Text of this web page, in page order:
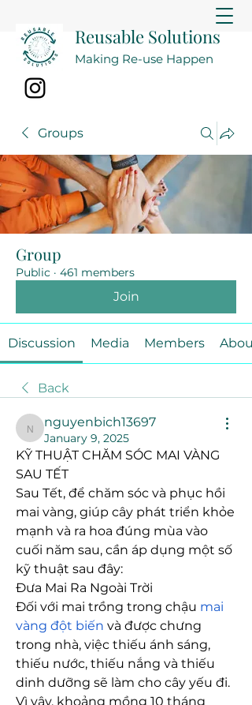
Reusable Solutions
Making Re-use Happen
Groups
Group
Public · 461 members
Join
Discussion Media Members About
Back
nguyenbich13697
nguyenbich13697
January 9, 2025
KỸ THUẬT CHĂM SÓC MAI VÀNG
SAU TẾT
Sau Tết, để chăm sóc và phục hồi
mai vàng, giúp cây phát triển khỏe
mạnh và ra hoa đúng mùa vào
cuối năm sau, cần áp dụng một số
kỹ thuật sau đây:
Đưa Mai Ra Ngoài Trời
Đối với mai trồng trong chậu mai
vàng đột biến và được chưng
trong nhà, việc thiếu ánh sáng,
thiếu nước, thiếu nắng và thiếu
dinh dưỡng sẽ làm cho cây yếu đi.
Vì vậy, khoảng mồng 10 tháng